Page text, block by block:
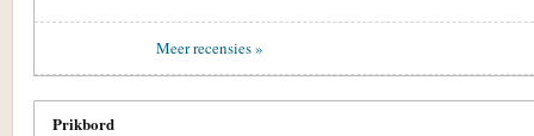
Meer recensies »
Prikbord